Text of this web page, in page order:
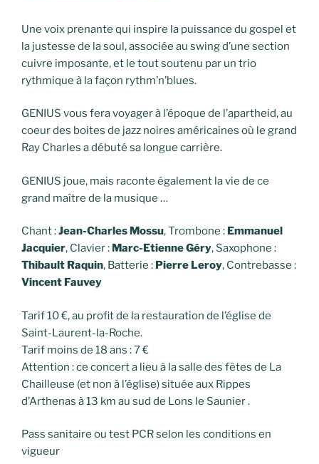
Une voix prenante qui inspire la puissance du gospel et
la justesse de la soul, associée au swing d’une section
cuivre imposante, et le tout soutenu par un trio
rythmique à la façon rythm’n’blues.
GENIUS vous fera voyager à l’époque de l’apartheid, au
coeur des boites de jazz noires américaines où le grand
Ray Charles a débuté sa longue carrière.
GENIUS joue, mais raconte également la vie de ce
grand maître de la musique …
Chant :Jean-Charles Mossu, Trombone : Emmanuel
Jacquier, Clavier : Marc-Etienne Géry, Saxophone :
Thibault Raquin, Batterie : Pierre Leroy, Contrebasse :
Vincent Fauvey
Tarif 10 €, au profit de la restauration de l’église de
Saint-Laurent-la-Roche.
Tarif moins de 18 ans : 7 €
Attention : ce concert a lieu à la salle des fêtes de La
Chailleuse (et non à l’église) située aux Rippes
d’Arthenas à 13 km au sud de Lons le Saunier .
Pass sanitaire ou test PCR selon les conditions en
vigueur